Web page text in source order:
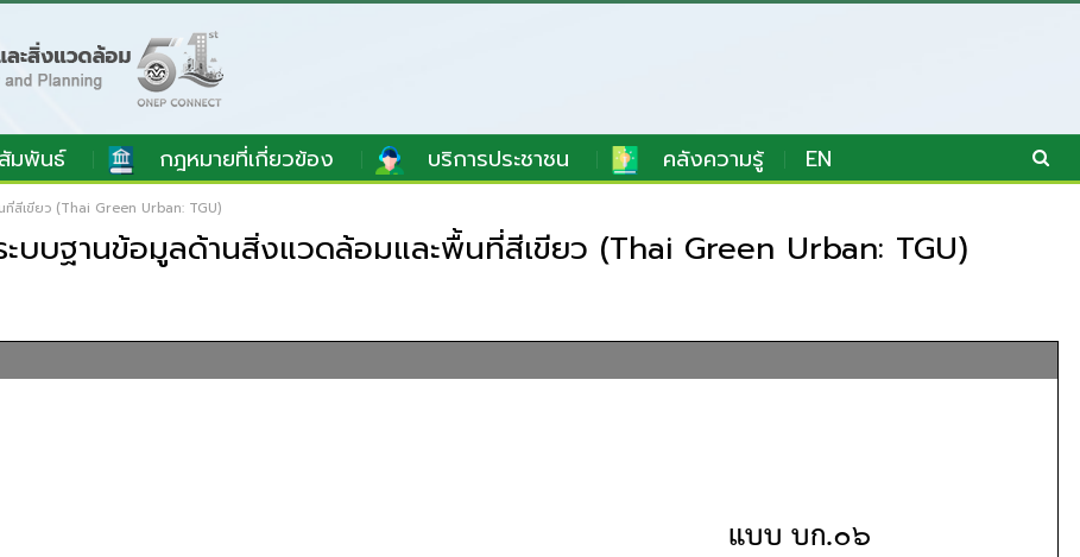
มพันธ์ กฎหมายที่เกี่ยวข้อง บริการประชาชน คลังความรู้ EN
ที่สีเขียว (Thai Green Urban: TGU)
ะบบฐานข้อมูลด้านสิ่งแวดล้อมและพื้นที่สีเขียว (Thai Green Urban: TGU)